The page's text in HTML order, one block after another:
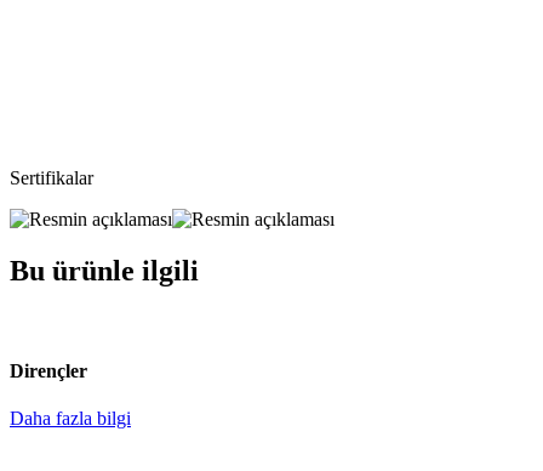
Sertifikalar
Bu ürünle ilgili
Dirençler
Daha fazla bilgi